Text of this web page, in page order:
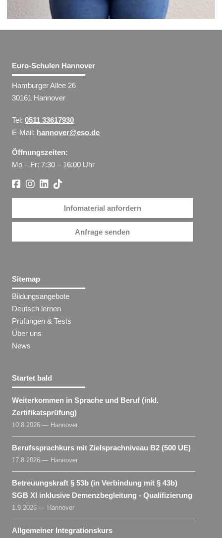
Euro-Schulen Hannover
Hamburger Allee 26
30161 Hannover
Tel:0511 33617930
E-Mail: hannover@eso.de
Öffnungszeiten:
Mo – Fr: 7:30 – 16:00 Uhr
Infomaterial anfordern
Anfrage senden
Sitemap
Bildungsangebote
Deutsch lernen
Prüfungen & Tests
Über uns
News
Startet bald
Weiterkommen in Sprache und Beruf (inkl.
Zertifikatsprüfung)
10.8.2026 — Hannover
Berufssprachkurs mit Zielsprachniveau B2 (500 UE)
17.8.2026 — Hannover
Betreuungskraft § 53b (in Verbindung mit § 43b)
SGB XI inklusive Demenzbegleitung - Qualifizierung
1.9.2026 — Hannover
Allgemeiner Integrationskurs